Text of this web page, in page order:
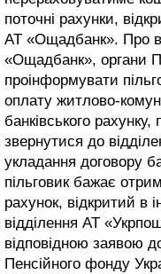
поточні рахунки,
АТ «Ощадбанк». Про
«Ощадбанк», органи
проінформувати
оплату житлово-
банківського
звернутися до
укладання договору
пільговик бажає
рахунок, відкритий в
відділення АТ
відповідною заявою
Пенсійного фонду